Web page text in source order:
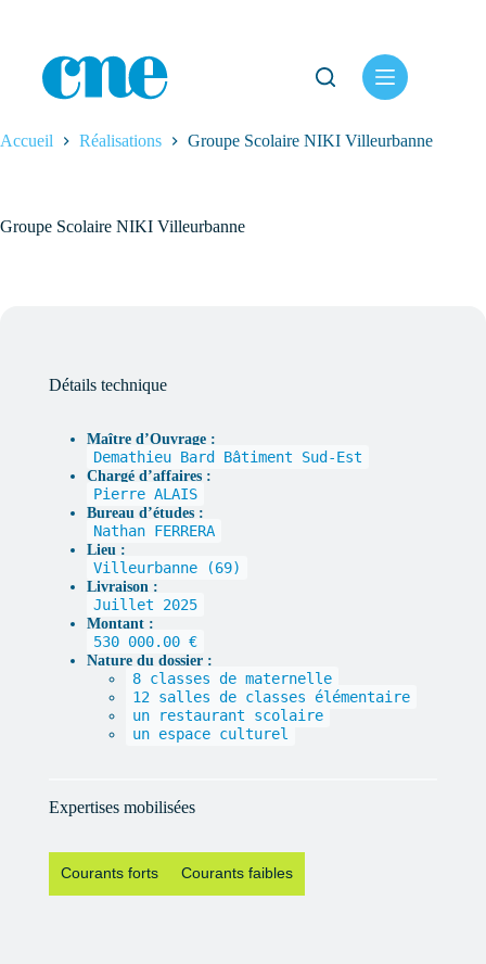
Accueil Réalisations Groupe Scolaire NIKI Villeurbanne
Groupe Scolaire NIKI Villeurbanne
Détails technique
Maître d’Ouvrage :
Demathieu Bard Bâtiment Sud-Est
Chargé d’affaires :
Pierre ALAIS
Bureau d’études :
Nathan FERRERA
Lieu :
Villeurbanne (69)
Livraison :
Juillet 2025
Montant :
530 000.00 €
Nature du dossier :
8 classes de maternelle
12 salles de classes élémentaire
un restaurant scolaire
un espace culturel
Expertises mobilisées
Courants forts Courants faibles